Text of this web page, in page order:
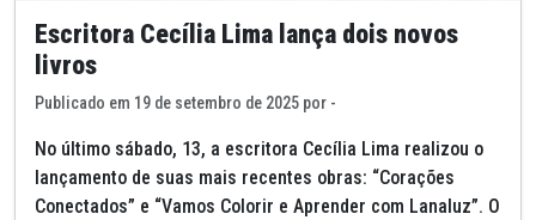
Escritora Cecília Lima lança dois novos
livros
Publicado em 19 de setembro de 2025 por -
No último sábado, 13, a escritora Cecília Lima realizou o
lançamento de suas mais recentes obras: “Corações
Conectados” e “Vamos Colorir e Aprender com Lanaluz”. O